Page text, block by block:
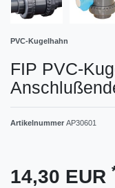
PVC-Kugelhahn
FIP PVC-
Artikelnummer AP30601
14,30 EUR